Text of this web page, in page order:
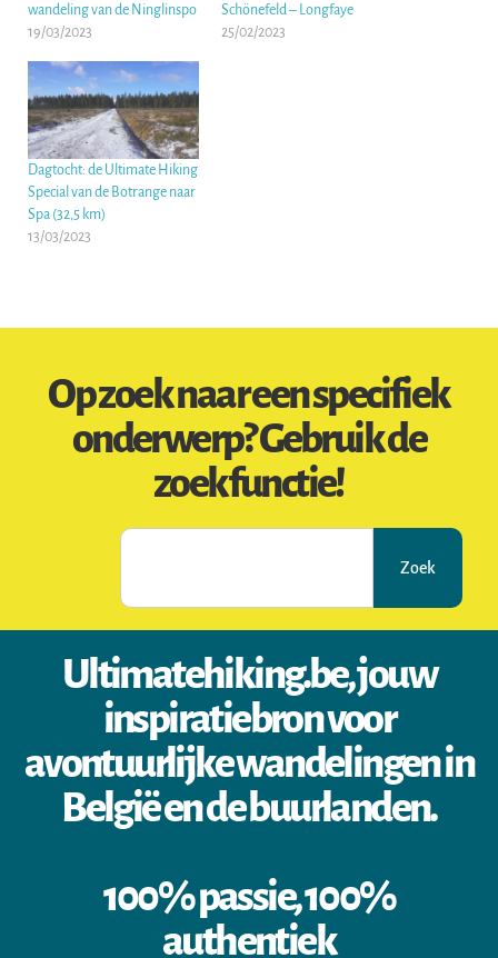
wandeling van de Ninglinspo
19/03/2023
Schönefeld – Longfaye
25/02/2023
Dagtocht: de Ultimate Hiking
Special van de Botrange naar
Spa (32,5 km)
13/03/2023
Op zoek naar een specifiek
onderwerp? Gebruik de
zoekfunctie!
Zoek
Ultimatehiking.be, jouw
inspiratiebron voor
avontuurlijke wandelingen in
België en de buurlanden.
100% passie, 100%
authentiek